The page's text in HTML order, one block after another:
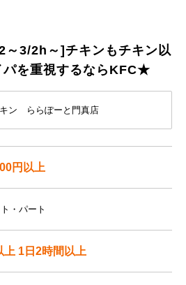
～3/2‍h～]チキンもチキン以
パを重視するならKFC★
ン ららぽーと門真店
円以上
・パート
上 1日2時間以上